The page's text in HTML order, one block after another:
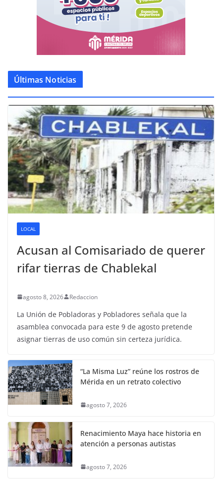
Últimas Noticias
LOCAL
Acusan al Comisariado de querer
rifar tierras de Chablekal
agosto 8, 2026 Redaccion
La Unión de Pobladoras y Pobladores señala que la
asamblea convocada para este 9 de agosto pretende
asignar tierras de uso común sin certeza jurídica.
“La Misma Luz” reúne los rostros de
Mérida en un retrato colectivo
agosto 7, 2026
Renacimiento Maya hace historia en
atención a personas autistas
agosto 7, 2026